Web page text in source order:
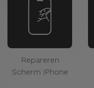
Repareren
Scherm iPhone